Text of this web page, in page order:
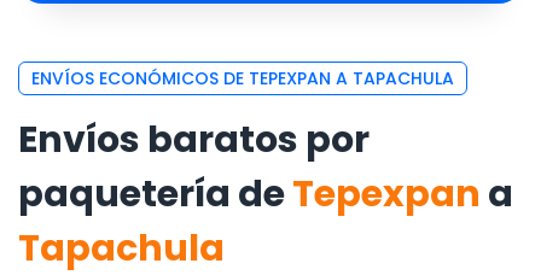
ENVÍOS ECONÓMICOS DE TEPEXPAN A TAPACHULA
Envíos baratos por
paquetería deTepexpan a
Tapachula